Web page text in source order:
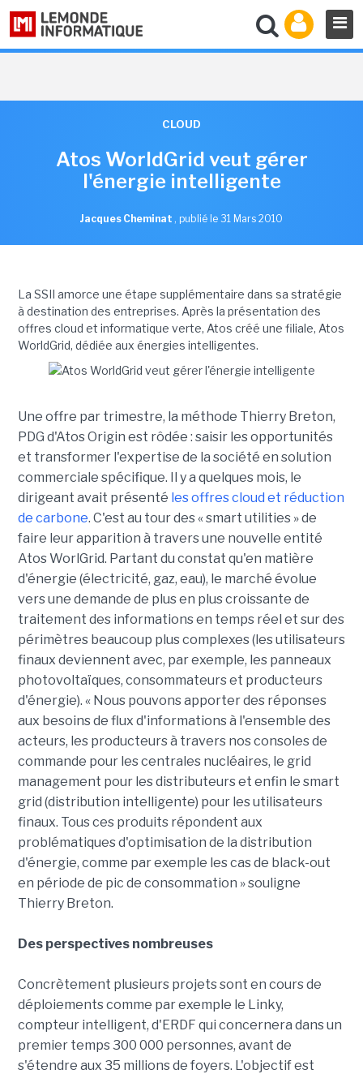
CLOUD
Atos WorldGrid veut gérer
l'énergie intelligente
Jacques Cheminat , publié le 31 Mars 2010
La SSII amorce une étape supplémentaire dans sa stratégie
à destination des entreprises. Après la présentation des
offres cloud et informatique verte, Atos créé une filiale, Atos
WorldGrid, dédiée aux énergies intelligentes.
Une offre par trimestre, la méthode Thierry Breton,
PDG d'Atos Origin est rôdée : saisir les opportunités
et transformer l'expertise de la société en solution
commerciale spécifique. Il y a quelques mois, le
dirigeant avait présenté les offres cloud et réduction
de carbone. C'est au tour des « smart utilities » de
faire leur apparition à travers une nouvelle entité
Atos WorlGrid. Partant du constat qu'en matière
d'énergie (électricité, gaz, eau), le marché évolue
vers une demande de plus en plus croissante de
traitement des informations en temps réel et sur des
périmètres beaucoup plus complexes (les utilisateurs
finaux deviennent avec, par exemple, les panneaux
photovoltaïques, consommateurs et producteurs
d'énergie). « Nous pouvons apporter des réponses
aux besoins de flux d'informations à l'ensemble des
acteurs, les producteurs à travers nos consoles de
commande pour les centrales nucléaires, le grid
management pour les distributeurs et enfin le smart
grid (distribution intelligente) pour les utilisateurs
finaux. Tous ces produits répondent aux
problématiques d'optimisation de la distribution
d'énergie, comme par exemple les cas de black-out
en période de pic de consommation » souligne
Thierry Breton.
Des perspectives nombreuses
Concrètement plusieurs projets sont en cours de
déploiements comme par exemple le Linky,
compteur intelligent, d'ERDF qui concernera dans un
premier temps 300 000 personnes, avant de
s'étendre aux 35 millions de foyers. L'objectif est